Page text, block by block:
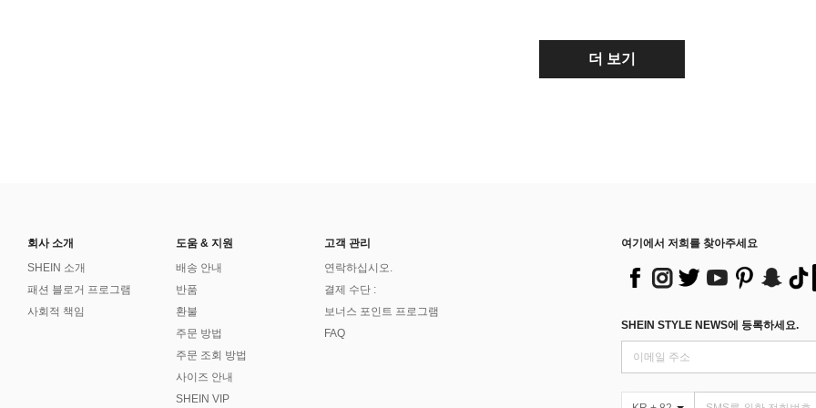
더 보기
회사 소개
SHEIN 소개
패션 블로거 프로그램
사회적 책임
도움 & 지원
배송 안내
반품
환불
주문 방법
주문 조회 방법
사이즈 안내
SHEIN VIP
고객 관리
연락하십시오.
결제 수단 :
보너스 포인트 프로그램
FAQ
여기에서 저희를 찾아주세요
SHEIN STYLE NEWS에 등록하세요.